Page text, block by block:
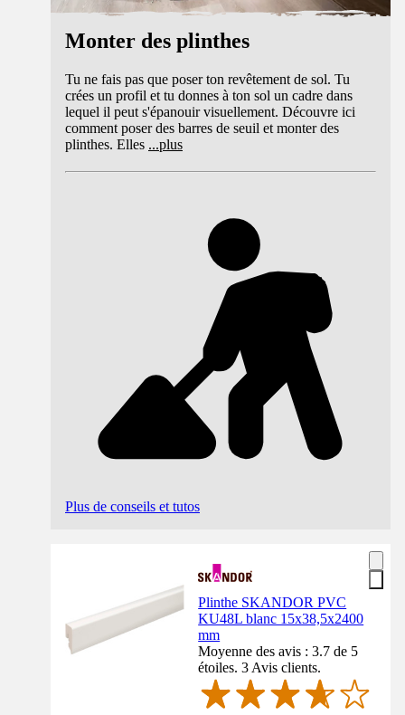
Monter des plinthes
Tu ne fais pas que poser ton revêtement de sol. Tu
crées un profil et tu donnes à ton sol un cadre dans
lequel il peut s'épanouir visuellement. Découvre ici
comment poser des barres de seuil et monter des
plinthes. Elles ...plus
Plus de conseils et tutos
Plinthe SKANDOR PVC
KU48L blanc 15x38,5x2400
mm
Moyenne des avis : 3.7 de 5
étoiles. 3 Avis clients.